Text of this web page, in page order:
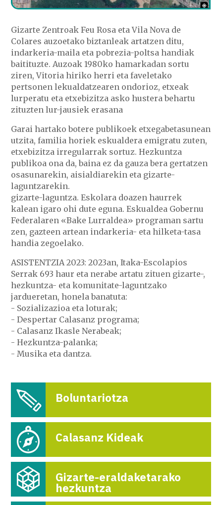
Gizarte Zentroak Feu Rosa eta Vila Nova de
Colares auzoetako biztanleak artatzen ditu,
indarkeria-maila eta pobrezia-poltsa handiak
baitituzte. Auzoak 1980ko hamarkadan sortu
ziren, Vitoria hiriko herri eta faveletako
pertsonen lekualdatzearen ondorioz, etxeak
lurperatu eta etxebizitza asko hustera behartu
zituzten lur-jausiek erasana
Garai hartako botere publikoek etxegabetasunean
utzita, familia horiek eskualdera emigratu zuten,
etxebizitza irregularrak sortuz. Hezkuntza
publikoa ona da, baina ez da gauza bera gertatzen
osasunarekin, aisialdiarekin eta gizarte-
laguntzarekin.
gizarte-laguntza. Eskolara doazen haurrek
kalean igaro ohi dute eguna. Eskualdea Gobernu
Federalaren «Bake Lurraldea» programan sartu
zen, gazteen artean indarkeria- eta hilketa-tasa
handia zegoelako.
ASISTENTZIA 2023: 2023an, Itaka-Escolapios
Serrak 693 haur eta nerabe artatu zituen gizarte-,
hezkuntza- eta komunitate-laguntzako
jardueretan, honela banatuta:
- Sozializazioa eta loturak;
- Despertar Calasanz programa;
- Calasanz Ikasle Nerabeak;
- Hezkuntza-palanka;
- Musika eta dantza.
Boluntariotza
Calasanz Kideak
Gizarte-eraldaketarako
hezkuntza